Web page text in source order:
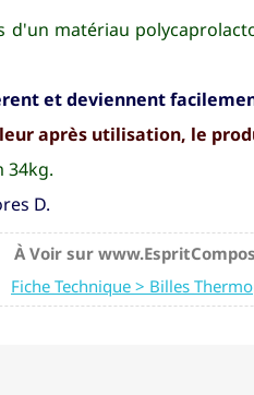
d'un matériau
et deviennent
après utilisation, le
34kg.
D.
À Voir sur
Fiche Technique > Billes